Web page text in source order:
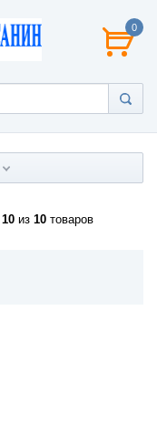
0
10 из 10 товаров